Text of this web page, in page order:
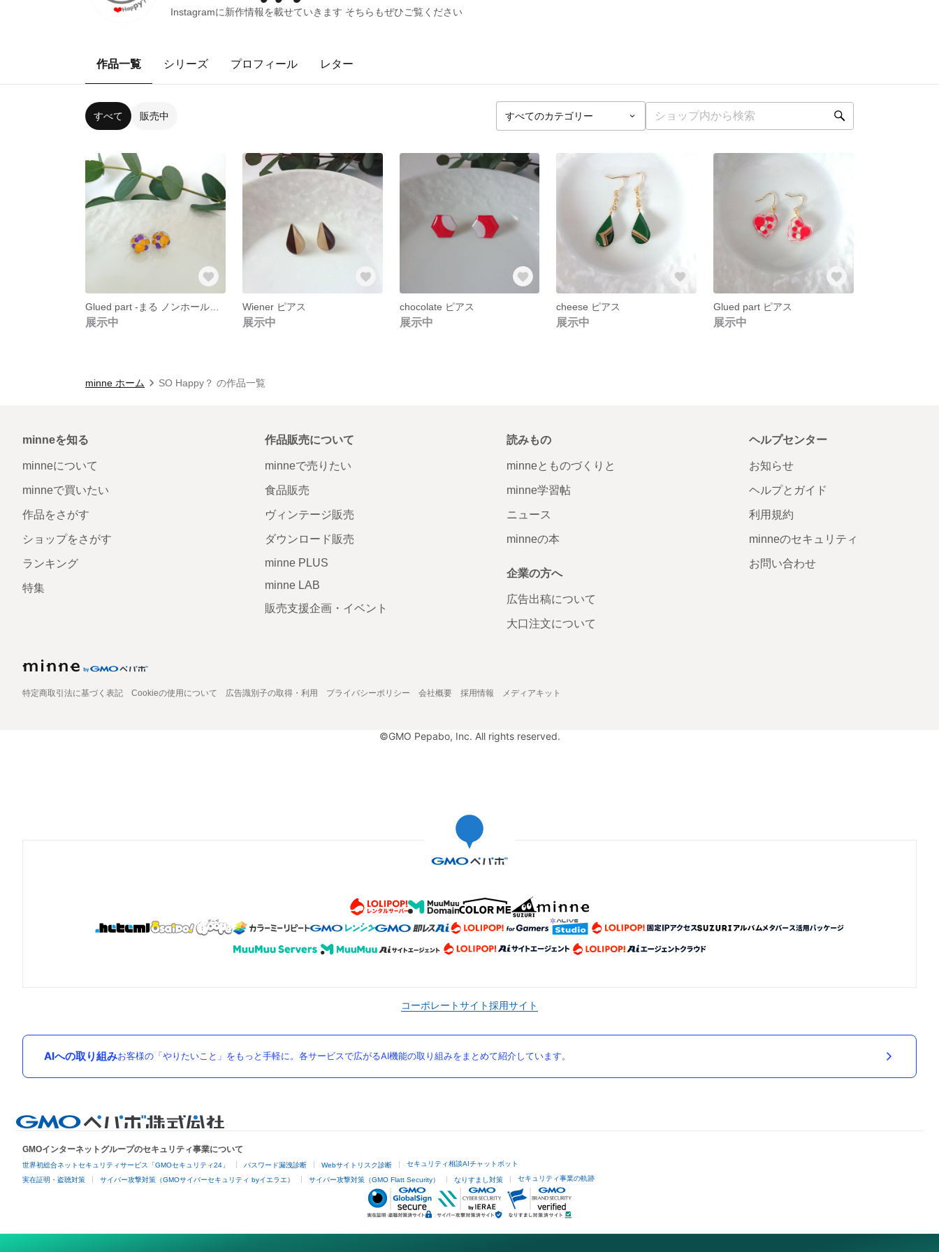
Instagramに新作情報を載せていきます そちらもぜひご覧ください
作品一覧 シリーズ プロフィール レター
すべて 販売中
展示中
Wiener ピアス
展示中
chocolate ピアス
展示中
cheese ピアス
展示中
Glued part ピアス
展示中
minne ホーム SO Happy？ の作品一覧
minneを知る
minneについて
minneで買いたい
作品をさがす
ショップをさがす
ランキング
特集
作品販売について
minneで売りたい
食品販売
ヴィンテージ販売
ダウンロード販売
minne PLUS
minne LAB
販売支援企画・イベント
読みもの
minneとものづくりと
minne学習帖
ニュース
minneの本
企業の方へ
広告出稿について
大口注文について
ヘルプセンター
お知らせ
ヘルプとガイド
利用規約
minneのセキュリティ
お問い合わせ
特定商取引法に基づく表記 Cookieの使用について 広告識別子の取得・利用 プライバシーポリシー 会社概要 採用情報 メディアキット
©GMO Pepabo, Inc. All rights reserved.
コーポレートサイト採用サイト
AIへの取り組みお客様の「やりたいこと」をもっと手軽に。各サービスで広がるAI機能の取り組みをまとめて紹介しています。
GMOインターネットグループのセキュリティ事業について
世界初総合ネットセキュリティサービス「GMOセキュリティ24」 パスワード漏洩診断 Webサイトリスク診断 セキュリティ相談AIチャットボット
実在証明・盗聴対策 サイバー攻撃対策（GMOサイバーセキュリティ byイエラエ） サイバー攻撃対策（GMO Flatt Security） なりすまし対策 セキュリティ事業の軌跡